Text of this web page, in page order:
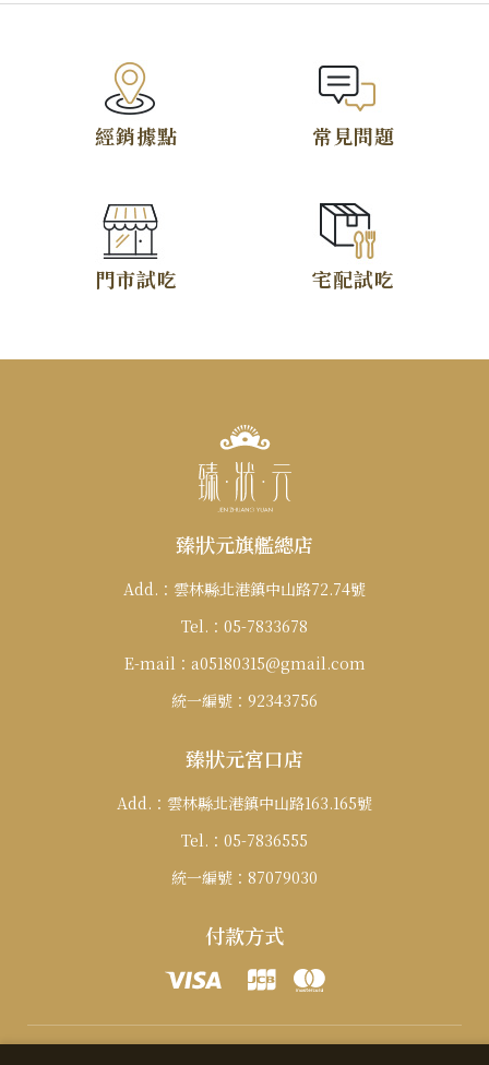
經銷據點 常見問題
門市試吃 宅配試吃
臻狀元旗艦總店
Add.： 雲林縣北港鎮中山路72.74號
Tel.： 05-7833678
E-mail： a05180315@gmail.com
統一編號： 92343756
臻狀元宮口店
Add.： 雲林縣北港鎮中山路163.165號
Tel.： 05-7836555
統一編號： 87079030
付款方式
僅必需的Cookies 同意